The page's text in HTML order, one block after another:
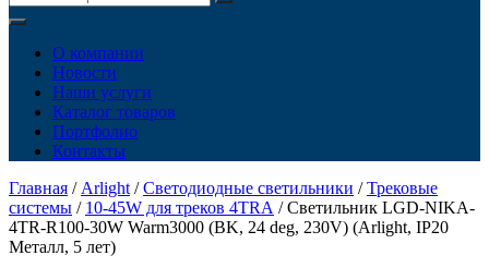
О компании
Новости
Наши услуги
Каталог товаров
Портфолио
Контакты
Главная / Arlight /Светодиодные светильники /Трековые
системы / 10-45W для треков 4TRA / Светильник LGD-NIKA-
4TR-R100-30W Warm3000 (BK, 24 deg, 230V) (Arlight, IP20
Металл, 5 лет)